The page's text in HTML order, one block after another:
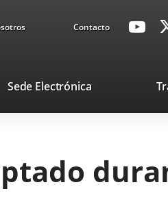
Contacto
Link
Sede ElectrónicaLink
external